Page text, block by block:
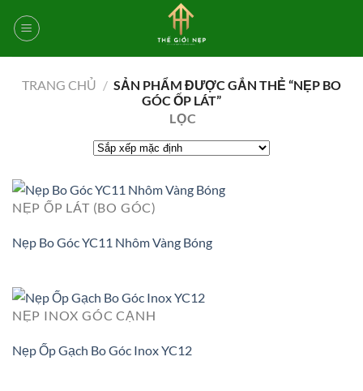
qua
TRANG CHỦ / SẢN PHẨM ĐƯỢC GẮN THẺ “NẸP BO
GÓC ỐP LÁT”
LỌC
NẸP ỐP LÁT (BO GÓC)
Nẹp Bo Góc YC11 Nhôm Vàng Bóng
NẸP INOX GÓC CẠNH
Nẹp Ốp Gạch Bo Góc Inox YC12